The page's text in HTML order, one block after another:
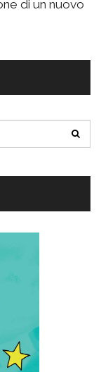
di un nuovo